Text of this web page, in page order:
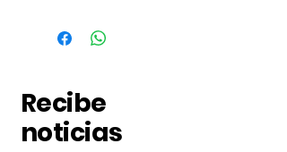
Recibe
noticias